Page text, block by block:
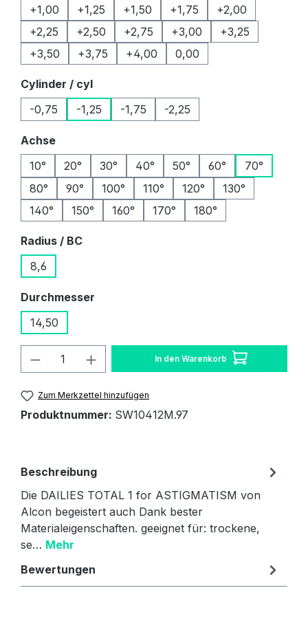
+1,00
+1,25 +1,50 +1,75
+2,00
+2,25
+2,50 +2,75 +3,00
+3,25
+3,50
+3,75 +4,00 0,00
Cylinder / cylauswählen
-0,75
-1,25 -1,75 -2,25
Achseauswählen
10°
20° 30° 40° 50° 60°
70°
80°
90° 100° 110° 120°
130°
140°
150° 160° 170° 180°
Radius / BCauswählen
8,6
Durchmesser
14,50
Produkt Anzahl: Gib den
In den Warenkorb
Zum Merkzettel hinzufügen
Produktnummer: SW10412M.97
Beschreibung
Die DAILIES TOTAL 1 for ASTIGMATISM von
Alcon begeistert auch Dank bester
Materialeigenschaften. geeignet für: trockene,
se… Mehr
Bewertungen